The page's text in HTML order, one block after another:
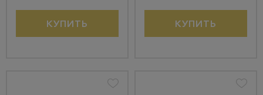
КУПИТЬ КУПИТЬ